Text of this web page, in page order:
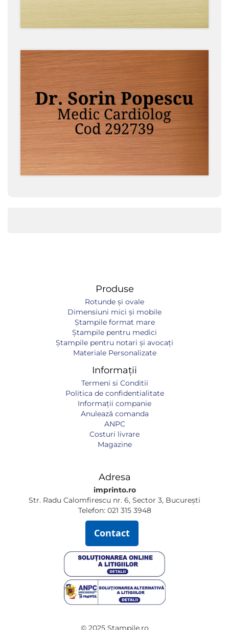
Produse
Rotunde și ovale
Dimensiuni mici și mobile
Ștampile format mare
Ștampile pentru medici
Ștampile pentru notari și avocați
Materiale Personalizate
Informații
Termeni si Conditii
Politica de confidentialitate
Informaţii companie
Anulează comanda
ANPC
Costuri livrare
Magazine
Adresa
imprinto.ro
Str. Radu Calomfirescu nr. 6, Sector 3, București
Telefon: 021 315 3948
Contact
© 2025 Stampile.ro